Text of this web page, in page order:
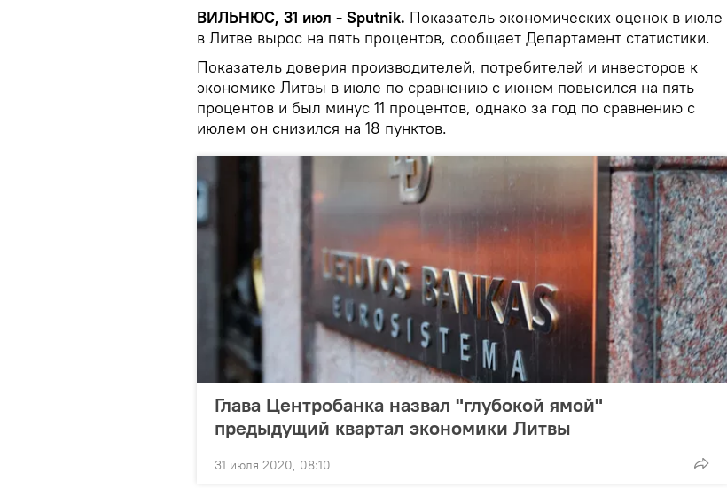
ВИЛЬНЮС, 31 июл - Sputnik. Показатель экономических оценок в июле
в Литве вырос на пять процентов, сообщает Департамент статистики.
Показатель доверия производителей, потребителей и инвесторов к
экономике Литвы в июле по сравнению с июнем повысился на пять
процентов и был минус 11 процентов, однако за год по сравнению с
июлем он снизился на 18 пунктов.
Глава Центробанка назвал "глубокой ямой"
предыдущий квартал экономики Литвы
31 июля 2020, 08:10